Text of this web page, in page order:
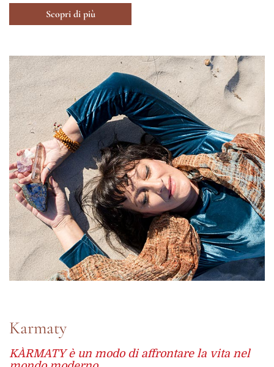
Scopri di più
Karmaty
KÀRMATY è un modo di affrontare la vita nel